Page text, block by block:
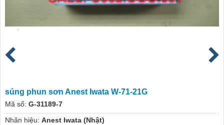
súng phun sơn Anest Iwata W-71-21G
Mã số: G-31189-7
Nhãn hiệu: Anest Iwata (Nhật)